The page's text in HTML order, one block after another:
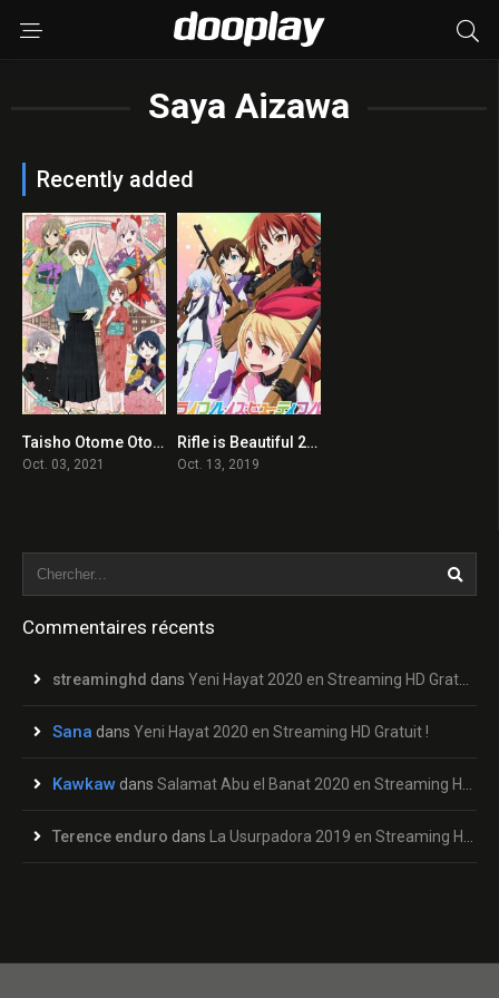
Saya Aizawa
Recently added
0Taisho Otome Otogi Banashi 2021 en Streaming HD Gratuit !
Oct. 03, 2021
6Rifle is Beautiful 2019 en Streaming HD Gratuit !
Oct. 13, 2019
Commentaires récents
streaminghd dans Yeni Hayat 2020 en Streaming HD Gratuit !
Sana dans Yeni Hayat 2020 en Streaming HD Gratuit !
Kawkaw dans Salamat Abu el Banat 2020 en Streaming HD Gratuit !
Terence enduro dans La Usurpadora 2019 en Streaming HD Gratuit !